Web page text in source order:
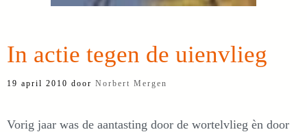
In actie tegen de uienvlieg
19 april 2010 door Norbert Mergen
Vorig jaar was de aantasting door de wortelvlieg èn door